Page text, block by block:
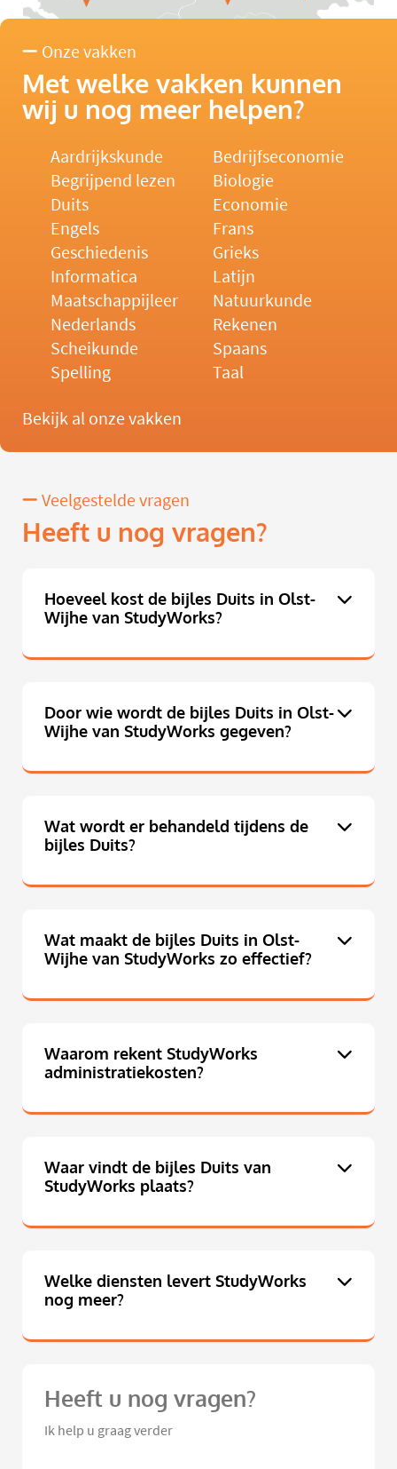
Onze vakken
Met welke vakken kunnen
wij u nog meer helpen?
Aardrijkskunde
Bedrijfseconomie
Begrijpend lezen
Biologie
Duits
Economie
Engels
Frans
Geschiedenis
Grieks
Informatica
Latijn
Maatschappijleer
Natuurkunde
Nederlands
Rekenen
Scheikunde
Spaans
Spelling
Taal
Bekijk al onze vakken
Veelgestelde vragen
Heeft u nog vragen?
Hoeveel kost de bijles Duits in Olst-
Wijhe van StudyWorks?
Door wie wordt de bijles Duits in Olst-
Wijhe van StudyWorks gegeven?
Wat wordt er behandeld tijdens de
bijles Duits?
Wat maakt de bijles Duits in Olst-
Wijhe van StudyWorks zo effectief?
Waarom rekent StudyWorks
administratiekosten?
Waar vindt de bijles Duits van
StudyWorks plaats?
Welke diensten levert StudyWorks
nog meer?
Heeft u nog vragen?
Ik help u graag verder